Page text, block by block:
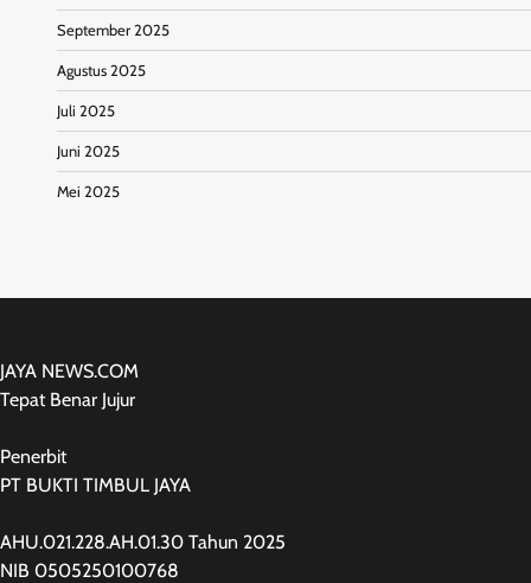
September 2025
Agustus 2025
Juli 2025
Juni 2025
Mei 2025
JAYA NEWS.COM
Tepat Benar Jujur
Penerbit
PT BUKTI TIMBUL JAYA
AHU.021.228.AH.01.30 Tahun 2025
NIB 0505250100768